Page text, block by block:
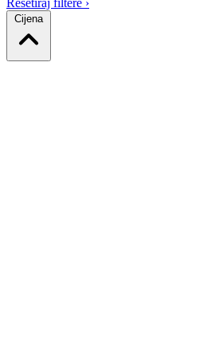
Resetiraj filtere ›
Cijena